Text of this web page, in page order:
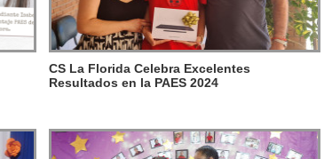
CS La Florida Celebra Excelentes
Resultados en la PAES 2024